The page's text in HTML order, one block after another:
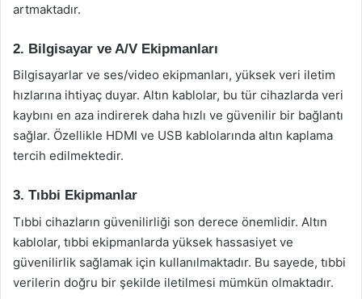
artmaktadır.
2. Bilgisayar ve A/V Ekipmanları
Bilgisayarlar ve ses/video ekipmanları, yüksek veri iletim
hızlarına ihtiyaç duyar. Altın kablolar, bu tür cihazlarda veri
kaybını en aza indirerek daha hızlı ve güvenilir bir bağlantı
sağlar. Özellikle HDMI ve USB kablolarında altın kaplama
tercih edilmektedir.
3. Tıbbi Ekipmanlar
Tıbbi cihazların güvenilirliği son derece önemlidir. Altın
kablolar, tıbbi ekipmanlarda yüksek hassasiyet ve
güvenilirlik sağlamak için kullanılmaktadır. Bu sayede, tıbbi
verilerin doğru bir şekilde iletilmesi mümkün olmaktadır.